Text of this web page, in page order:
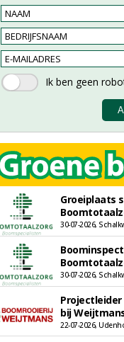
Groeiplaats
30-07-2026,
30-07-2026,
Projectleider
bij
22-07-2026,